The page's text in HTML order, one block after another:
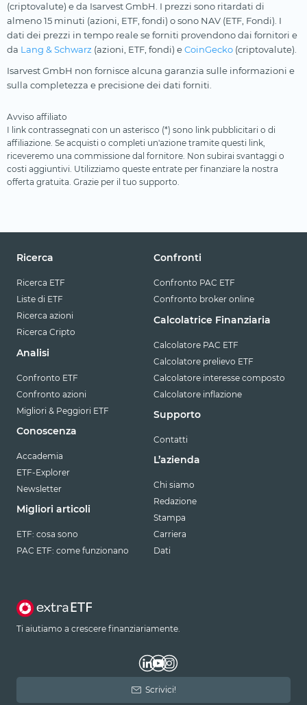
(criptovalute) e da Isarvest GmbH. I prezzi sono ritardati di
almeno 15 minuti (azioni, ETF, fondi) o sono NAV (ETF, Fondi). I
dati dei prezzi in tempo reale se forniti provendono dai fornitori e
da Lang & Schwarz (azioni, ETF, fondi) eCoinGecko (criptovalute).
Isarvest GmbH non fornisce alcuna garanzia sulle informazioni e
sulla completezza e precisione dei dati forniti.
Avviso affiliato
I link contrassegnati con un asterisco (*) sono link pubblicitari o di
affiliazione. Se acquisti o completi un'azione tramite questi link,
riceveremo una commissione dal fornitore. Non subirai svantaggi o
costi aggiuntivi. Utilizziamo queste entrate per finanziare la nostra
offerta gratuita. Grazie per il tuo supporto.
Ricerca
Ricerca ETF
Liste di ETF
Ricerca azioni
Ricerca Cripto
Analisi
Confronto ETF
Confronto azioni
Migliori & Peggiori ETF
Conoscenza
Accademia
ETF-Explorer
Newsletter
Migliori articoli
ETF: cosa sono
PAC ETF: come funzionano
Confronti
Confronto PAC ETF
Confronto broker online
Calcolatrice Finanziaria
Calcolatore PAC ETF
Calcolatore prelievo ETF
Calcolatore interesse composto
Calcolatore inflazione
Supporto
Contatti
L’azienda
Chi siamo
Redazione
Stampa
Carriera
Dati
Ti aiutiamo a crescere finanziariamente.
Scrivici!